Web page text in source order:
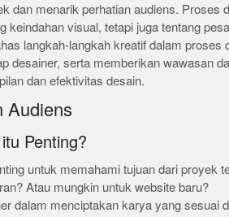
dan menarik perhatian audiens. Proses
keindahan visual, tetapi juga tentang
langkah-langkah kreatif dalam proses
desainer, serta memberikan wawasan
dan efektivitas desain.
Audiens
Penting?
untuk memahami tujuan dari proyek
Atau mungkin untuk website baru?
dalam menciptakan karya yang sesuai